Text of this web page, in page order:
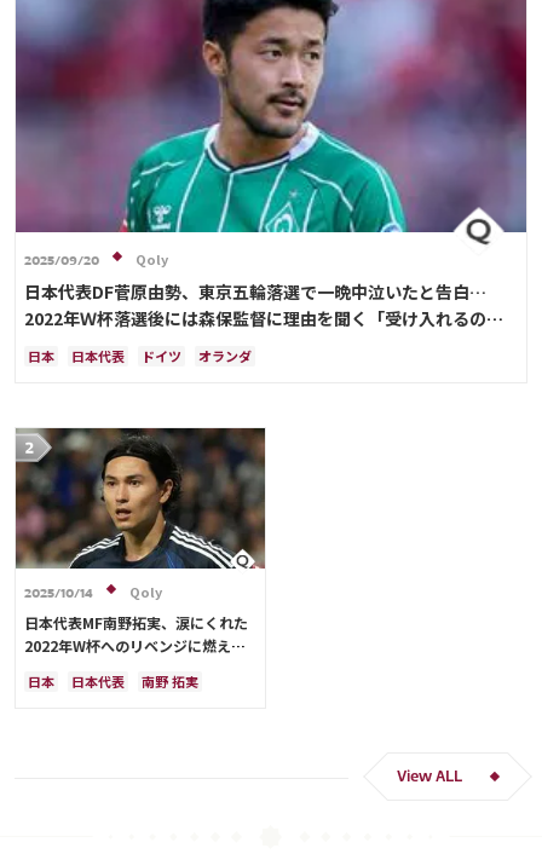
2025/09/20 Qoly
日本代表DF菅原由勢、東京五輪落選で一晩中泣いたと告白…
2022年Ｗ杯落選後には森保監督に理由を聞く「受け入れるのは
難しかった」
日本 日本代表 ドイツ オランダ
2025/10/14 Qoly
日本代表MF南野拓実、涙にくれた
2022年W杯へのリベンジに燃える
ー人生をかけた戦い」
日本 日本代表
南野 拓実
View ALL